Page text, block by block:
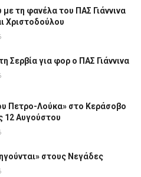
με τη φανέλα του ΠΑΣ Γιάννινα
Χριστοδούλου
Σερβία για φορ ο ΠΑΣ Γιάννινα
Πετρο-Λούκα» στο Κεράσοβο
12 Αυγούστου
στους Νεγάδες